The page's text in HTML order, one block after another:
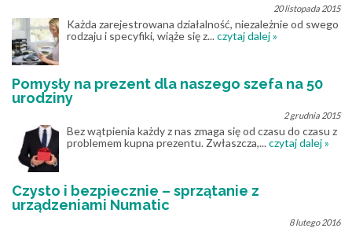
20 listopada 2015
Każda zarejestrowana działalność, niezależnie od swego
rodzaju i specyfiki, wiąże się z...czytaj dalej »
Pomysły na prezent dla naszego szefa na 50
urodziny
2 grudnia 2015
Bez wątpienia każdy z nas zmaga się od czasu do czasu z
problemem kupna prezentu. Zwłaszcza,...czytaj dalej »
Czysto i bezpiecznie – sprzątanie z
urządzeniami Numatic
8 lutego 2016